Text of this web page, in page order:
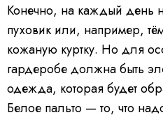
Конечно, на каждый день
пуховик или, например,
кожаную куртку. Но для
гардеробе должна быть
одежда, которая будет
Белое пальто — то, что